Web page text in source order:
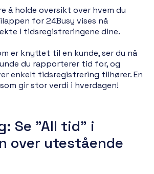
å holde oversikt over hvem du
for 24Busy vises nå
i tidsregistreringene dine.
er knyttet til en kunde, ser du nå
du rapporterer tid for, og
enkelt tidsregistrering tilhører. En
gir stor verdi i hverdagen!
Se "All tid" i
over utestående